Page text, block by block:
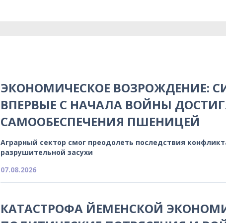
ЭКОНОМИЧЕСКОЕ ВОЗРОЖДЕНИЕ:
ВПЕРВЫЕ С НАЧАЛА ВОЙНЫ
САМООБЕСПЕЧЕНИЯ ПШЕНИЦЕЙ
Аграрный сектор смог преодолеть последствия
разрушительной засухи
07.08.2026
КАТАСТРОФА ЙЕМЕНСКОЙ